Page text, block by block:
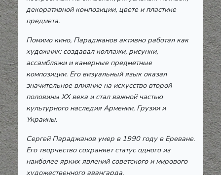
декоративной композиции, цвете и пластике
предмета.
Помимо кино, Параджанов активно работал как
художник: создавал коллажи, рисунки,
ассамбляжи и камерные предметные
композиции. Его визуальный язык оказал
значительное влияние на искусство второй
половины XX века и стал важной частью
культурного наследия Армении, Грузии и
Украины.
Сергей Параджанов умер в 1990 году в Ереване.
Его творчество сохраняет статус одного из
наиболее ярких явлений советского и мирового
художественного авангарда.